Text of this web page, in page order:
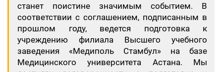
станет поистине значимым событием. В
соответствии с соглашением, подписанным в
прошлом году, ведется подготовка к
учреждению филиала Высшего учебного
заведения «Медиполь Стамбул» на базе
Медицинского университета Астана. Мы